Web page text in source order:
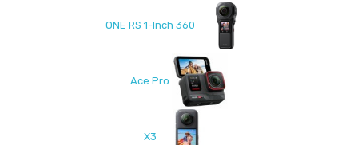
ONE RS 1-Inch 360
Ace Pro
X3